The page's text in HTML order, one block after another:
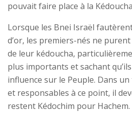
pouvait faire place à la
Lorsque les Bnei Israël
d’or, les premiers-nés ne
de leur kédoucha,
plus importants et sachant
influence sur le Peuple. Dans
et responsables à ce point, il
restent Kédochim pour Hachem.